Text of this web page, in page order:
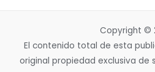
Copyright ©
El contenido total de esta
original propiedad exclusiva de